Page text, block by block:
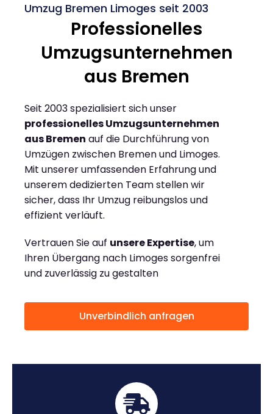
Umzug Bremen Limoges seit 2003
Professionelles
Umzugsunternehmen
aus Bremen
Seit 2003 spezialisiert sich unser
professionelles Umzugsunternehmen
aus Bremen auf die Durchführung von
Umzügen zwischen Bremen und Limoges.
Mit unserer umfassenden Erfahrung und
unserem dedizierten Team stellen wir
sicher, dass Ihr Umzug reibungslos und
effizient verläuft.
Vertrauen Sie auf unsere Expertise, um
Ihren Übergang nach Limoges sorgenfrei
und zuverlässig zu gestalten
Unverbindlich anfragen